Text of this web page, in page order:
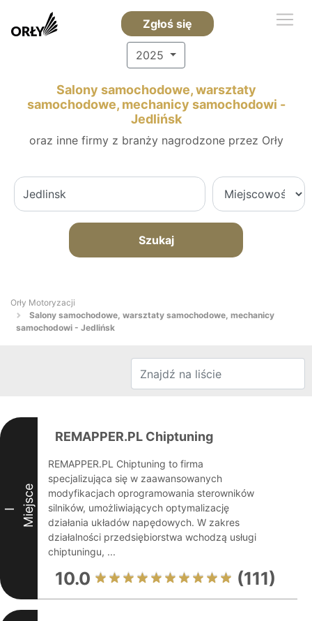
Zgłoś się
2025
Salony samochodowe, warsztaty
samochodowe, mechanicy samochodowi -
Jedlińsk
oraz inne firmy z branży nagrodzone przez Orły
Szukaj
Orły Motoryzacji
Salony samochodowe, warsztaty samochodowe, mechanicy
samochodowi - Jedlińsk
I Miejsce
REMAPPER.PL Chiptuning
REMAPPER.PL Chiptuning to firma
specjalizująca się w zaawansowanych
modyfikacjach oprogramowania sterowników
silników, umożliwiających optymalizację
działania układów napędowych. W zakres
działalności przedsiębiorstwa wchodzą usługi
chiptuningu, ...
10.0 (111)